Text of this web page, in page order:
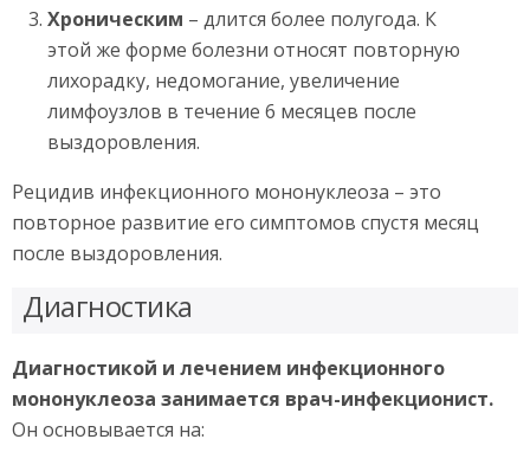
Хроническим – длится более полугода. К
этой же форме болезни относят повторную
лихорадку, недомогание, увеличение
лимфоузлов в течение 6 месяцев после
выздоровления.
Рецидив инфекционного мононуклеоза – это
повторное развитие его симптомов спустя месяц
после выздоровления.
Диагностика
Диагностикой и лечением инфекционного
мононуклеоза занимается врач-инфекционист.
Он основывается на: